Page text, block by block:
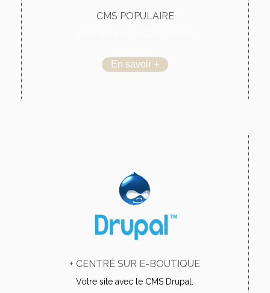
CMS POPULAIRE
En savoir +
+ CENTRÉ SUR E-BOUTIQUE
Votre site avec le CMS Drupal.